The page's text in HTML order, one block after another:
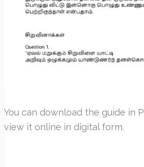
You can download the guide in
view it online in digital form.